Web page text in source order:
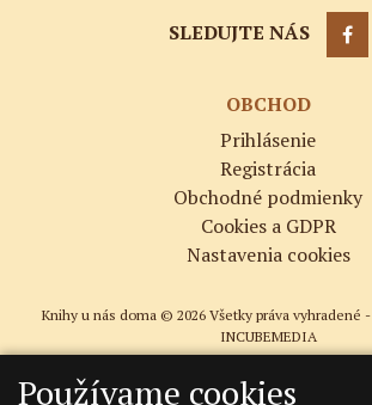
SLEDUJTE NÁS
OBCHOD
Prihlásenie
Registrácia
Obchodné podmienky
Cookies a GDPR
Nastavenia cookies
Knihy u nás doma © 2026 Všetky práva vyhradené -
INCUBEMEDIA
Používame cookies